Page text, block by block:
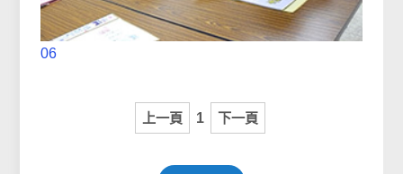
06
上一頁 1 下一頁